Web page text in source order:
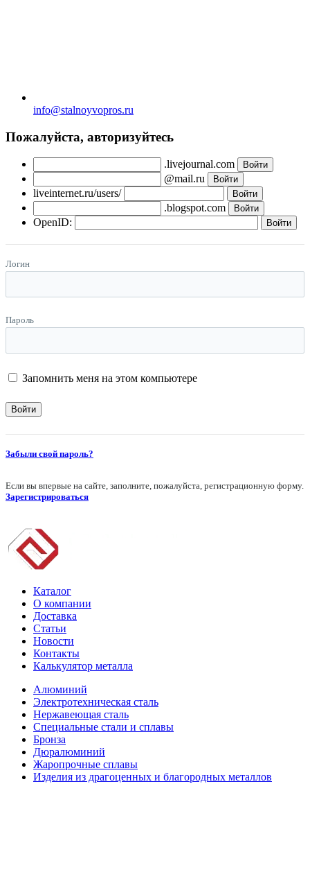
info@stalnoyvopros.ru
Пожалуйста, авторизуйтесь
.livejournal.com
@mail.ru
liveinternet.ru/users/
.blogspot.com
OpenID:
Логин
Пароль
Запомнить меня на этом компьютере
Забыли свой пароль?
Если вы впервые на сайте, заполните, пожалуйста, регистрационную форму.
Зарегистрироваться
Каталог
О компании
Доставка
Статьи
Новости
Контакты
Калькулятор металла
Алюминий
Электротехническая сталь
Нержавеющая сталь
Специальные стали и сплавы
Бронза
Дюралюминий
Жаропрочные сплавы
Изделия из драгоценных и благородных металлов